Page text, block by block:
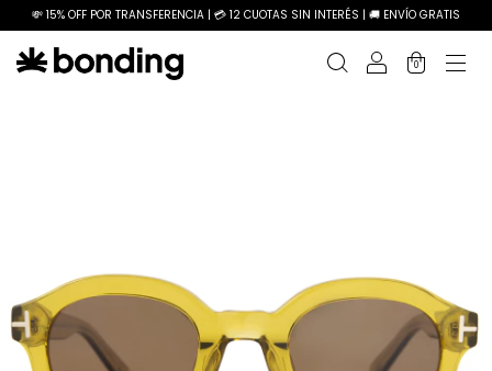
💸 15% OFF POR TRANSFERENCIA | 💳 12 CUOTAS SIN INTERÉS | 🚚 ENVÍO GRATIS
0